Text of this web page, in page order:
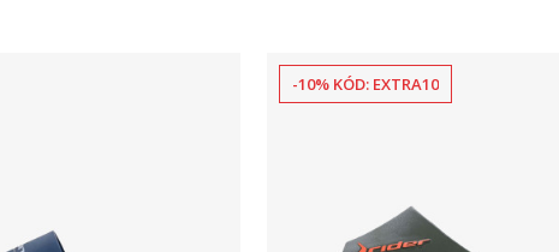
Porovnaj
-10% KÓD: EXTRA10